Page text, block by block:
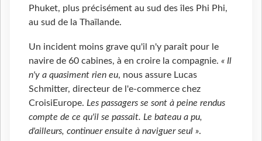
Phuket, plus précisément au sud des îles Phi Phi,
au sud de la Thaïlande.
Un incident moins grave qu'il n'y paraît pour le
navire de 60 cabines, à en croire la compagnie. « Il
n'y a quasiment rien eu, nous assure Lucas
Schmitter, directeur de l'e-commerce chez
CroisiEurope. Les passagers se sont à peine rendus
compte de ce qu'il se passait. Le bateau a pu,
d'ailleurs, continuer ensuite à naviguer seul ».